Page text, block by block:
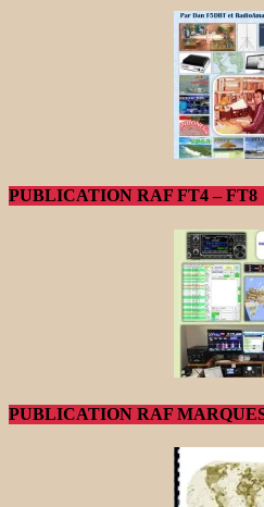
PUBLICATION RAF FT4 – FT8
PUBLICATION RAF